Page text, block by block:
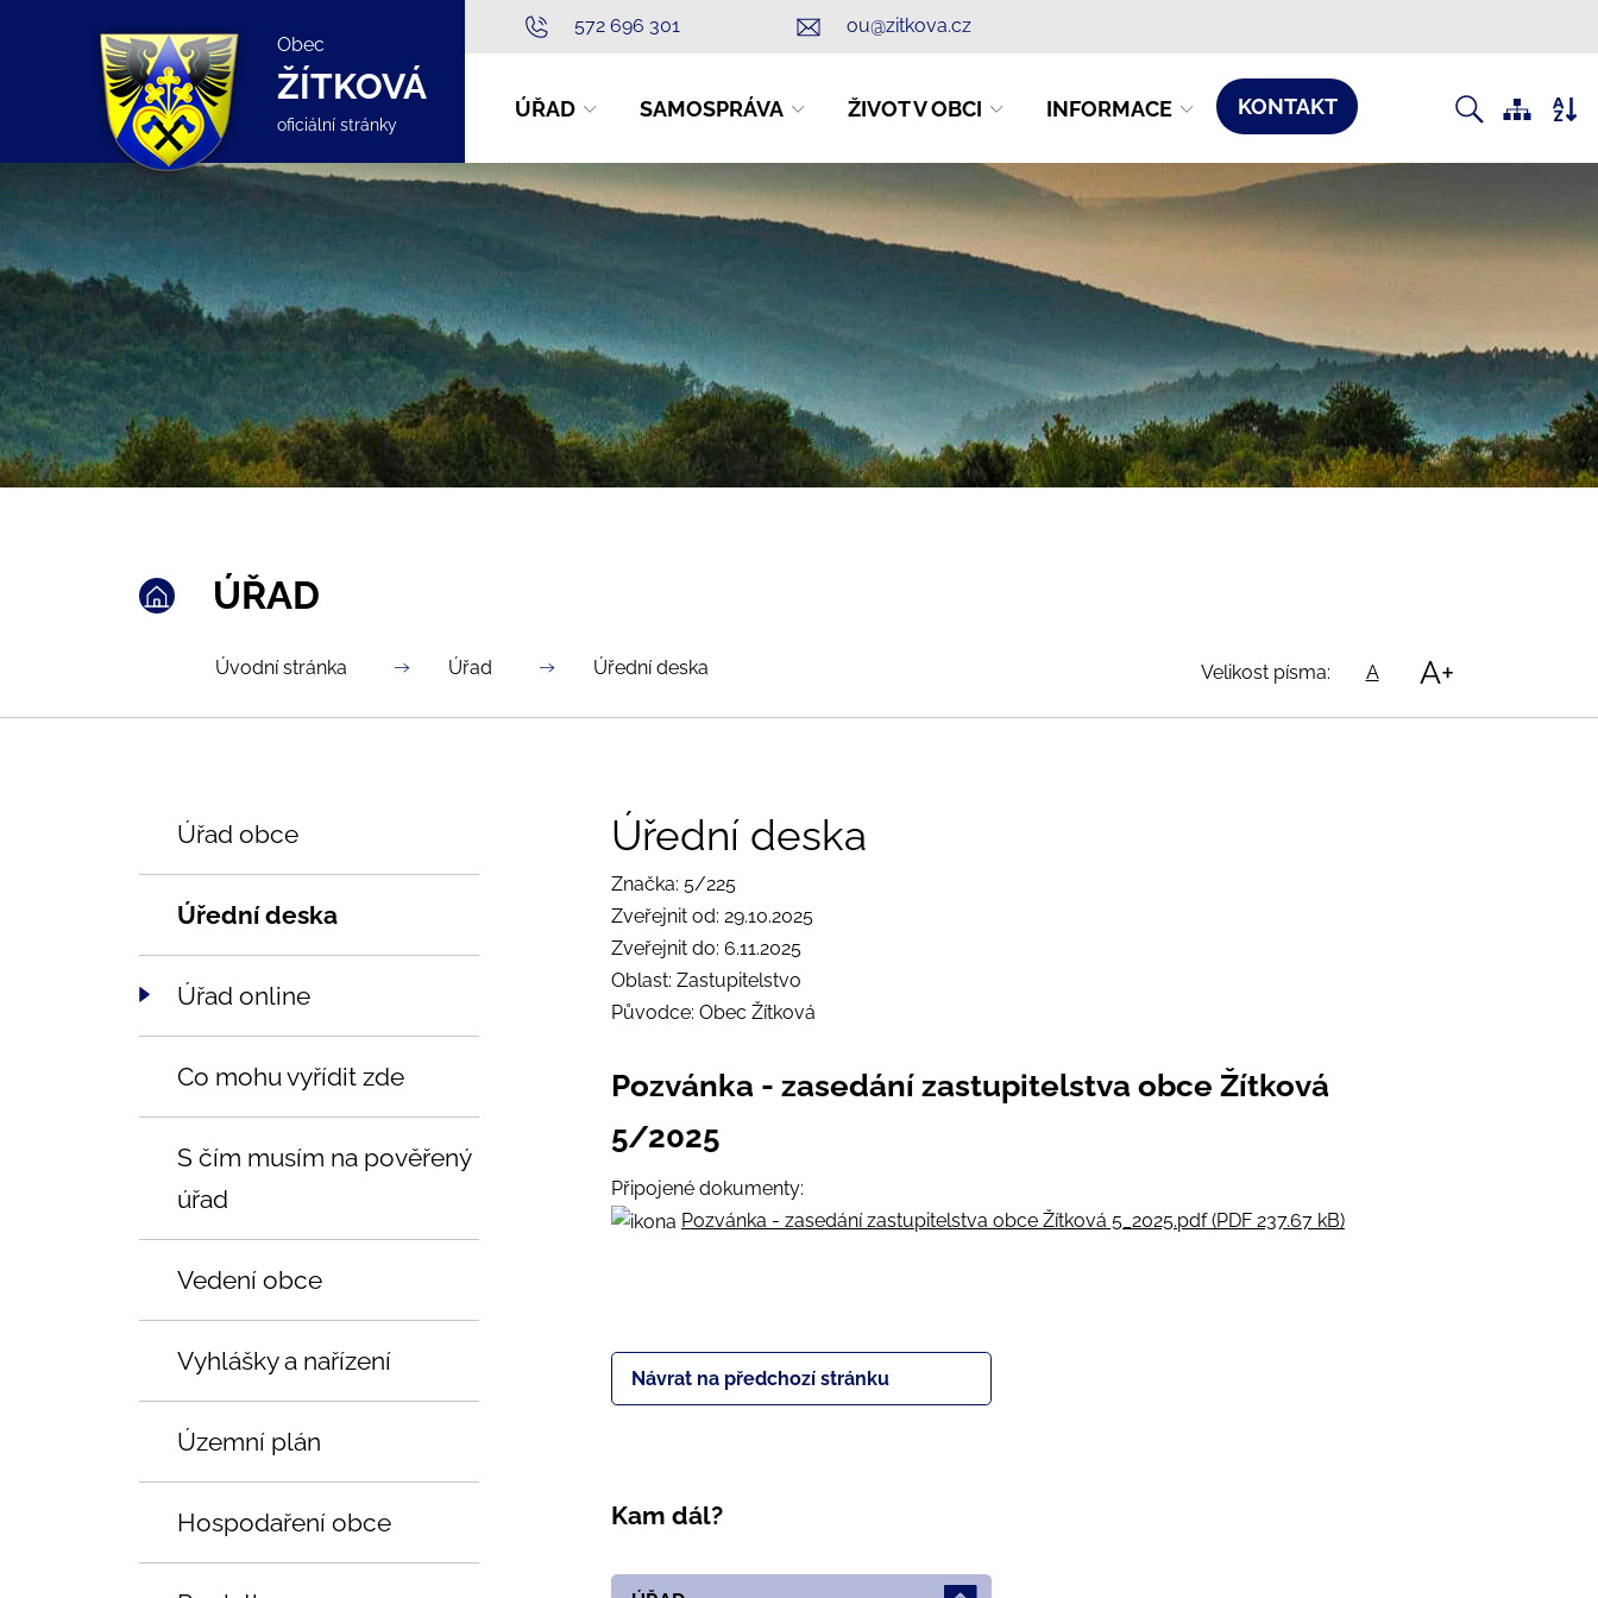
Obec
ŽÍTKOVÁ
oficiální stránky
572 696 301 ou@zitkova.cz
ÚŘAD SAMOSPRÁVA ŽIVOT V OBCI INFORMACE KONTAKT
ÚŘAD
Úvodní stránka Úřad Úřední deska Velikost písma: A A+
Úřední deska
Značka: 5/225
Zveřejnit od: 29.10.2025
Zveřejnit do: 6.11.2025
Oblast: Zastupitelstvo
Původce: Obec Žítková
Pozvánka - zasedání zastupitelstva obce Žítková
5/2025
Připojené dokumenty:
Pozvánka - zasedání zastupitelstva obce Žítková 5_2025.pdf (PDF 237.67 kB)
Návrat na předchozí stránku
Kam dál?
Úřad obce
Úřední deska
Úřad online
Co mohu vyřídit zde
S čím musím na pověřený
úřad
Vedení obce
Vyhlášky a nařízení
Územní plán
Hospodaření obce